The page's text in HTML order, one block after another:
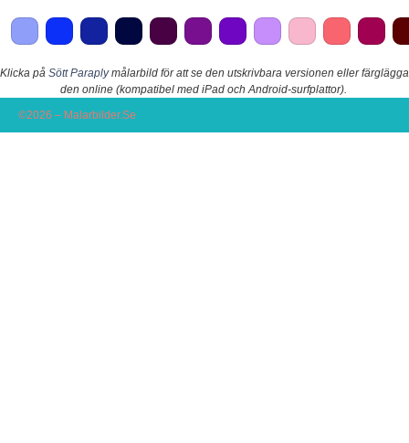
Klicka på Sött Paraplymålarbild för att se den utskrivbara versionen eller färglägga
den online (kompatibel med iPad och Android-surfplattor).
©2026 – Malarbilder.Se